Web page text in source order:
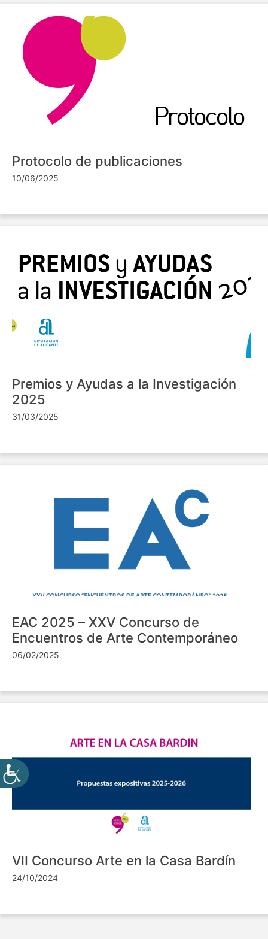
Protocolo de publicaciones
10/06/2025
Premios y Ayudas a la Investigación
2025
31/03/2025
EAC 2025 – XXV Concurso de
Encuentros de Arte Contemporáneo
06/02/2025
VII Concurso Arte en la Casa Bardín
24/10/2024